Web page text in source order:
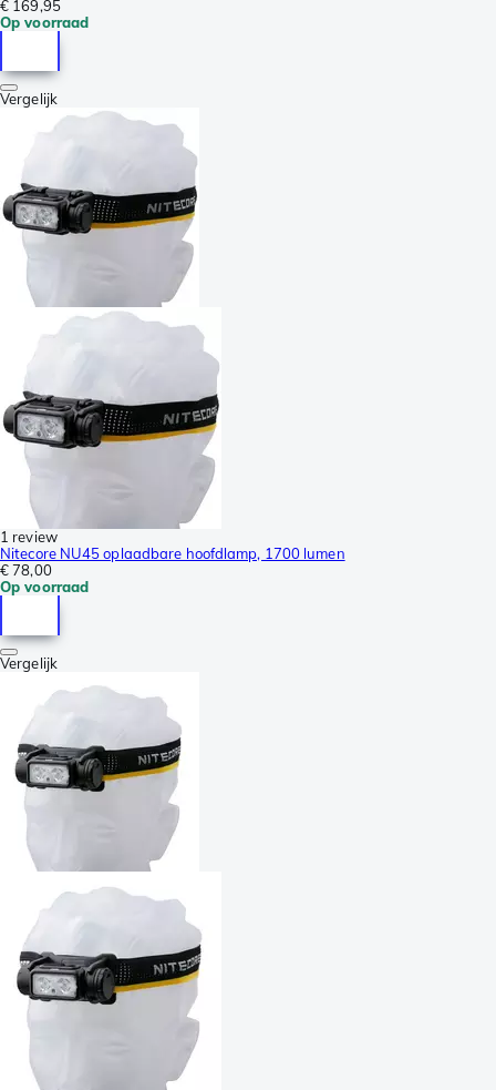
€ 169,95
Op voorraad
Vergelijk
1 review
Nitecore NU45 oplaadbare hoofdlamp, 1700 lumen
€ 78,00
Op voorraad
Vergelijk